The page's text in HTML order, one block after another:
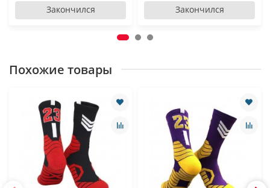
Закончился Закончился
Похожие товары